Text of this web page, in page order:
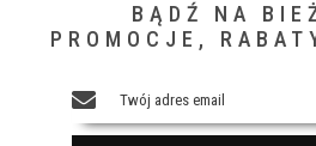
BĄDŹ NA
PROMOCJE,